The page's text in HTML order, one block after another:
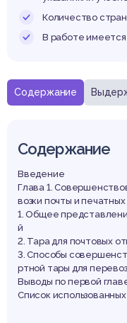
Содержание
Содержание
Введение
Глава 1.
возки почты и
1. Общее
й
2. Тара для почтовых
3. Способы
ртной тары для
Выводы по первой
Список
Количество
В работе имеется